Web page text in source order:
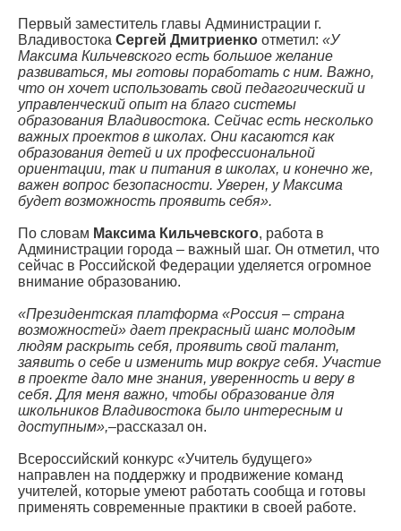
Первый заместитель главы Администрации г.
Владивостока Сергей Дмитриенко отметил: «У
Максима Кильчевского есть большое желание
развиваться, мы готовы поработать с ним. Важно,
что он хочет использовать свой педагогический и
управленческий опыт на благо системы
образования Владивостока. Сейчас есть несколько
важных проектов в школах. Они касаются как
образования детей и их профессиональной
ориентации, так и питания в школах, и конечно же,
важен вопрос безопасности. Уверен, у Максима
будет возможность проявить себя».
По словам Максима Кильчевского, работа в
Администрации города – важный шаг. Он отметил, что
сейчас в Российской Федерации уделяется огромное
внимание образованию.
«Президентская платформа «Россия – страна
возможностей» дает прекрасный шанс молодым
людям раскрыть себя, проявить свой талант,
заявить о себе и изменить мир вокруг себя. Участие
в проекте дало мне знания, уверенность и веру в
себя. Для меня важно, чтобы образование для
школьников Владивостока было интересным и
доступным»,–рассказал он.
Всероссийский конкурс «Учитель будущего»
направлен на поддержку и продвижение команд
учителей, которые умеют работать сообща и готовы
применять современные практики в своей работе.